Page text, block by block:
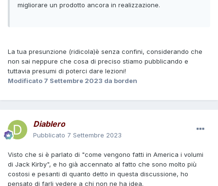
migliorare un prodotto ancora in realizzazione.
La tua presunzione (ridicola)è senza confini, considerando che
non sai neppure che cosa di preciso stiamo pubblicando e
tuttavia presumi di poterci dare lezioni!
Modificato 7 Settembre 2023 da borden
Diablero
Pubblicato 7 Settembre 2023
Visto che si è parlato di "come vengono fatti in America i volumi
di Jack Kirby", e ho già accennato al fatto che sono molto più
costosi e pesanti di quanto detto in questa discussione, ho
pensato di farli vedere a chi non ne ha idea.